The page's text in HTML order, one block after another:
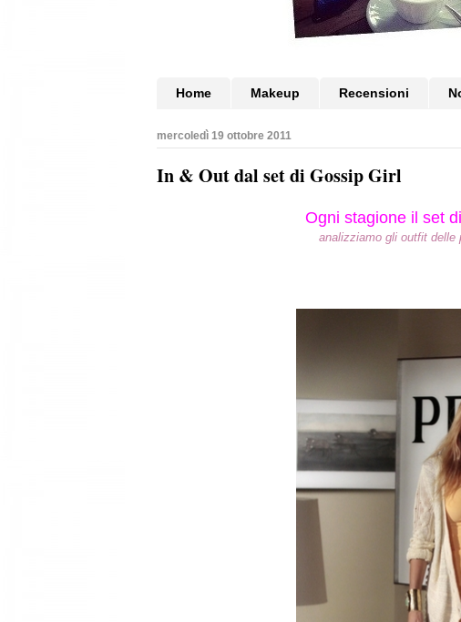
Home Makeup Recensioni
mercoledì 19 ottobre 2011
In & Out dal set di Gossip Girl
Ogni stagione il set di
analizziamo gli outfit delle